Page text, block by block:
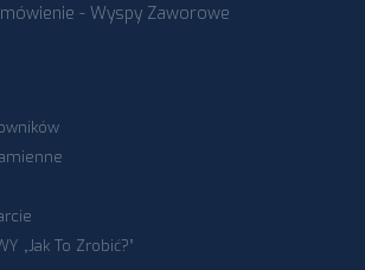
- Wyspy Zaworowe
„Jak To Zrobić?”